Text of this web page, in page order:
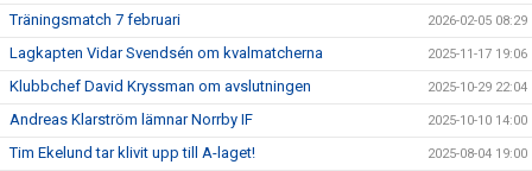
Träningsmatch 7 februari 2026-02-05 08:29
Lagkapten Vidar Svendsén om kvalmatcherna 2025-11-17 19:06
Klubbchef David Kryssman om avslutningen 2025-10-29 22:04
Andreas Klarström lämnar Norrby IF 2025-10-10 14:00
Tim Ekelund tar klivit upp till A-laget! 2025-08-04 19:00